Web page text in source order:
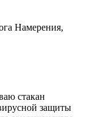
Намерения,
стакан
защиты